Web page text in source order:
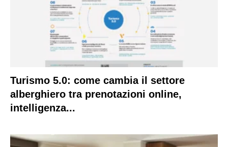
Turismo 5.0: come cambia il settore
alberghiero tra prenotazioni online,
intelligenza...